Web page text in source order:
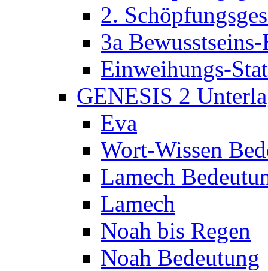
2.
3a
Einweihungs-
GENESIS 2
Eva
Wort-Wissen
Lamech
Lamech
Noah bis Regen
Noah Bedeutung